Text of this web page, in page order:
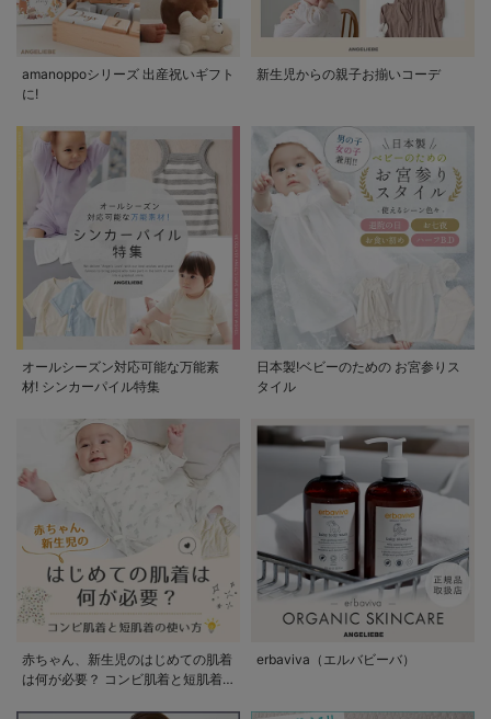
amanoppoシリーズ 出産祝いギフト
に!
新生児からの親子お揃いコーデ
オールシーズン対応可能な万能素
材! シンカーパイル特集
日本製!ベビーのための お宮参りス
タイル
赤ちゃん、新生児のはじめての肌着
は何が必要？ コンビ肌着と短肌着
erbaviva（エルバビーバ）